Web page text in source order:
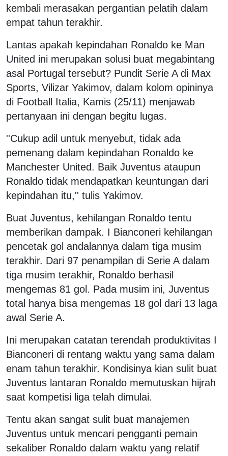
kembali merasakan pergantian pelatih dalam
empat tahun terakhir.
Lantas apakah kepindahan Ronaldo ke Man
United ini merupakan solusi buat megabintang
asal Portugal tersebut? Pundit Serie A di Max
Sports, Vilizar Yakimov, dalam kolom opininya
di Football Italia, Kamis (25/11) menjawab
pertanyaan ini dengan begitu lugas.
''Cukup adil untuk menyebut, tidak ada
pemenang dalam kepindahan Ronaldo ke
Manchester United. Baik Juventus ataupun
Ronaldo tidak mendapatkan keuntungan dari
kepindahan itu,'' tulis Yakimov.
Buat Juventus, kehilangan Ronaldo tentu
memberikan dampak. I Bianconeri kehilangan
pencetak gol andalannya dalam tiga musim
terakhir. Dari 97 penampilan di Serie A dalam
tiga musim terakhir, Ronaldo berhasil
mengemas 81 gol. Pada musim ini, Juventus
total hanya bisa mengemas 18 gol dari 13 laga
awal Serie A.
Ini merupakan catatan terendah produktivitas I
Bianconeri di rentang waktu yang sama dalam
enam tahun terakhir. Kondisinya kian sulit buat
Juventus lantaran Ronaldo memutuskan hijrah
saat kompetisi liga telah dimulai.
Tentu akan sangat sulit buat manajemen
Juventus untuk mencari pengganti pemain
sekaliber Ronaldo dalam waktu yang relatif